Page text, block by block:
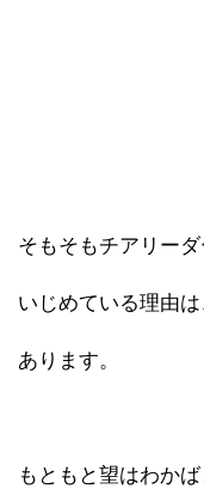
そもそもチアリー
いじめている理由
あります。
もともと望はわか